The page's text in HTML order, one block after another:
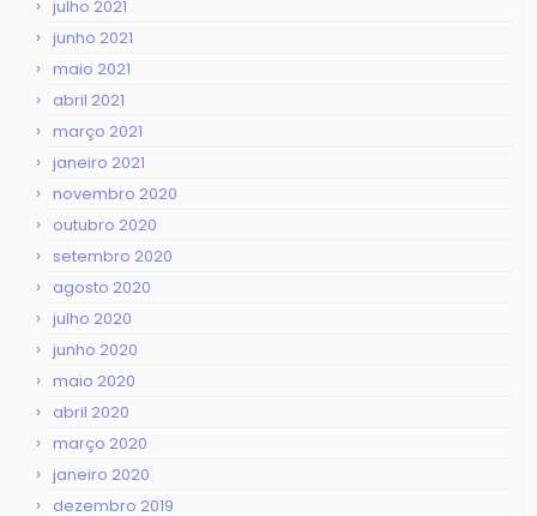
julho 2021
junho 2021
maio 2021
abril 2021
março 2021
janeiro 2021
novembro 2020
outubro 2020
setembro 2020
agosto 2020
julho 2020
junho 2020
maio 2020
abril 2020
março 2020
janeiro 2020
dezembro 2019